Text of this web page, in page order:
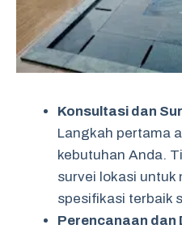
Konsultasi dan
Langkah pertama
kebutuhan Anda.
survei lokasi untuk
spesifikasi terbaik
Perencanaan dan